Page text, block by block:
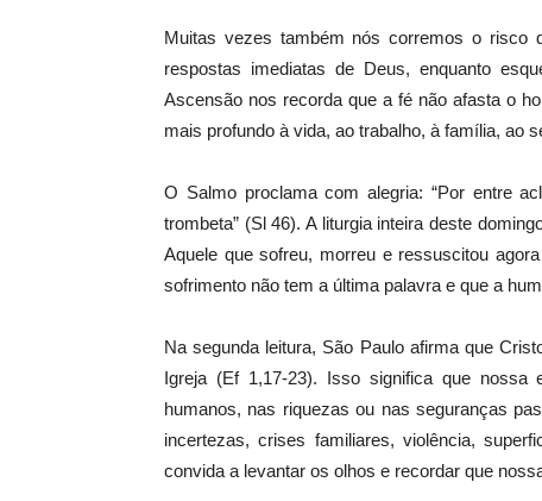
Muitas vezes também nós corremos o risco
respostas imediatas de Deus, enquanto
Ascensão nos recorda que a fé não afasta o
mais profundo à vida, ao trabalho, à família, ao
O Salmo proclama com alegria: “Por entre
trombeta” (Sl 46). A liturgia inteira deste
Aquele que sofreu, morreu e ressuscitou
sofrimento não tem a última palavra e que a
Na segunda leitura, São Paulo afirma que
Igreja (Ef 1,17-23). Isso significa que nossa
humanos, nas riquezas ou nas seguranças
incertezas, crises familiares, violência,
convida a levantar os olhos e recordar que